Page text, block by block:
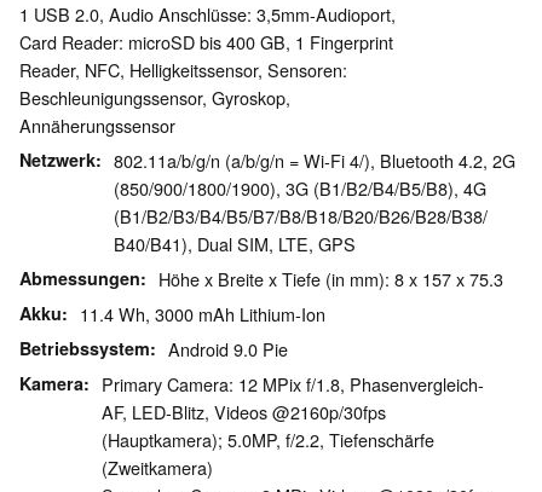
1 USB 2.0, Audio Anschlüsse: 3,5mm-Audioport,
Card Reader: microSD bis 400 GB, 1 Fingerprint
Reader, NFC, Helligkeitssensor, Sensoren:
Beschleunigungssensor, Gyroskop,
Annäherungssensor
Netzwerk
802.11a/b/g/n (a/b/g/n = Wi-Fi 4/), Bluetooth 4.2, 2G
(850/​900/​1800/​1900), 3G (B1/​B2/​B4/​B5/​B8), 4G
(B1/​B2/​B3/​B4/​B5/​B7/​B8/​B18/​B20/​B26/​B28/​B38/​
B40/​B41), Dual SIM, LTE, GPS
Abmessungen Höhe x Breite x Tiefe (in mm): 8 x 157 x 75.3
Akku 11.4 Wh, 3000 mAh Lithium-Ion
Betriebssystem Android 9.0 Pie
Kamera
Primary Camera: 12 MPix f/​1.8, Phasenvergleich-
AF, LED-Blitz, Videos @2160p/​30fps
(Hauptkamera); 5.0MP, f/​2.2, Tiefenschärfe
(Zweitkamera)